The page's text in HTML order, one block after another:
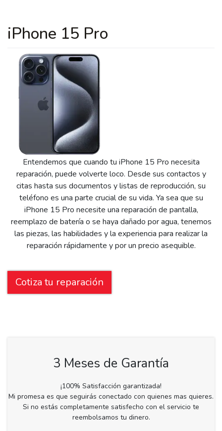
iPhone 15 Pro
Entendemos que cuando tu iPhone 15 Pro necesita
reparación, puede volverte loco. Desde sus contactos y
citas hasta sus documentos y listas de reproducción, su
teléfono es una parte crucial de su vida. Ya sea que su
iPhone 15 Pro necesite una reparación de pantalla,
reemplazo de batería o se haya dañado por agua, tenemos
las piezas, las habilidades y la experiencia para realizar la
reparación rápidamente y por un precio asequible.
Cotiza tu reparación
3 Meses de Garantía
¡100% Satisfacción garantizada!
Mi promesa es que seguirás conectado con quienes mas quieres.
Si no estás completamente satisfecho con el servicio te
reembolsamos tu dinero.